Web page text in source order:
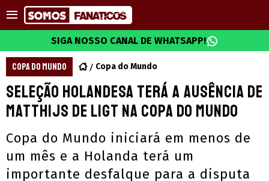
SIGA NOSSO CANAL DE WHATSAPP!
COPA DO MUNDO Copa do Mundo
Seleção Holandesa terá a ausência de
Matthijs de Ligt na Copa do Mundo
Copa do Mundo iniciará em menos de
um mês e a Holanda terá um
importante desfalque para a disputa